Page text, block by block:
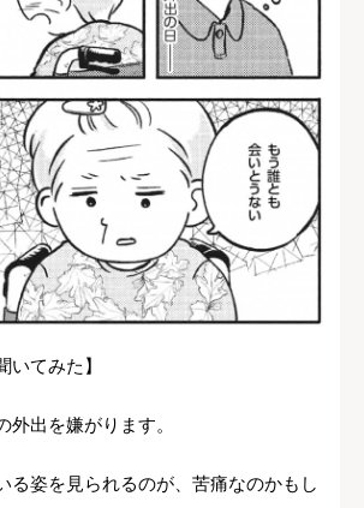
いてみた】
出を嫌がります。
る姿を見られるのが、苦痛なのかもし